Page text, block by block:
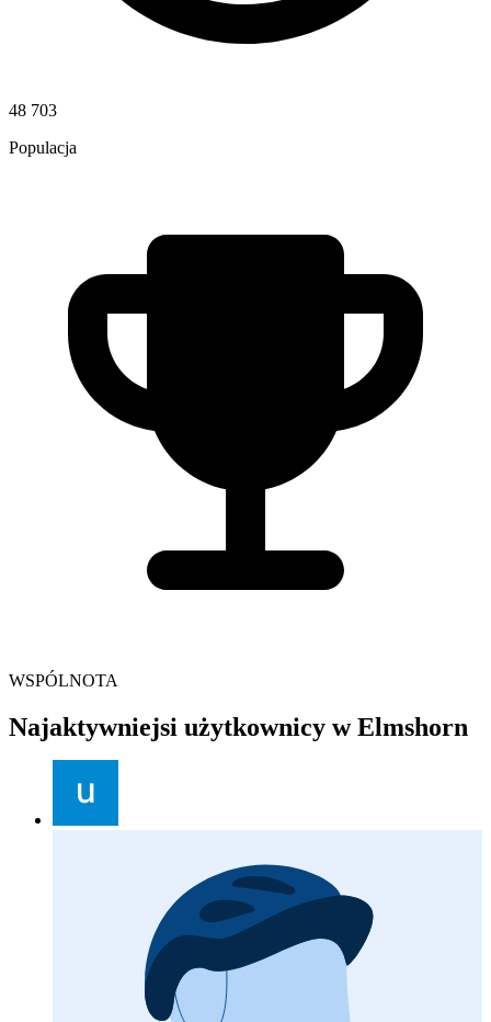
48 703
Populacja
WSPÓLNOTA
Najaktywniejsi użytkownicy w Elmshorn